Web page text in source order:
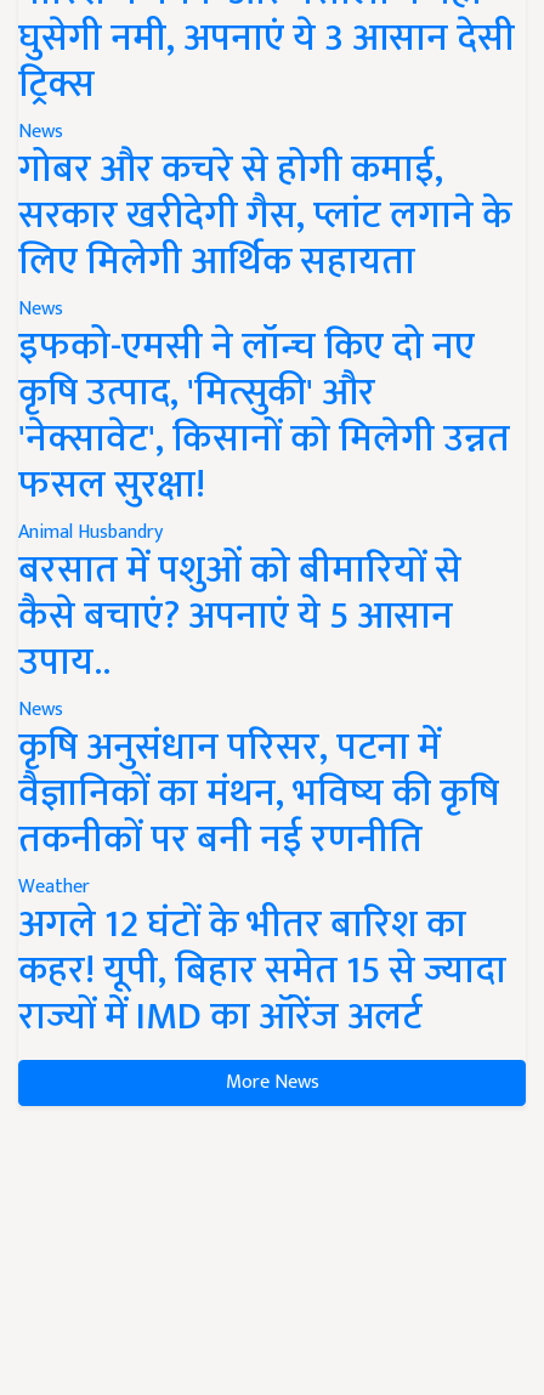
घुसेगी नमी, अपनाएं ये 3 आसान देसी
ट्रिक्स
News
गोबर और कचरे से होगी कमाई,
सरकार खरीदेगी गैस, प्लांट लगाने के
लिए मिलेगी आर्थिक सहायता
News
इफको-एमसी ने लॉन्च किए दो नए
कृषि उत्पाद, 'मित्सुकी' और
'नेक्सावेट', किसानों को मिलेगी उन्नत
फसल सुरक्षा!
Animal Husbandry
बरसात में पशुओं को बीमारियों से
कैसे बचाएं? अपनाएं ये 5 आसान
उपाय..
News
कृषि अनुसंधान परिसर, पटना में
वैज्ञानिकों का मंथन, भविष्य की कृषि
तकनीकों पर बनी नई रणनीति
Weather
अगले 12 घंटों के भीतर बारिश का
कहर! यूपी, बिहार समेत 15 से ज्यादा
राज्यों में IMD का ऑरेंज अलर्ट
More News